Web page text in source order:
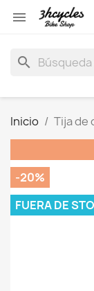

search
Inicio
Tija de
-20%
FUERA DE